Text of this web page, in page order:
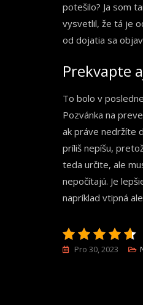
potešilo? Ja som
vysvetlil, že tá je
od dojatia sa
Prekvapte
To bolo v
Pozvánka na
ak práve nedržíte
príliš nepíšu,
teda určite, ale
nepočítajú. Je
napríklad vtipná
Pro 30, 2023